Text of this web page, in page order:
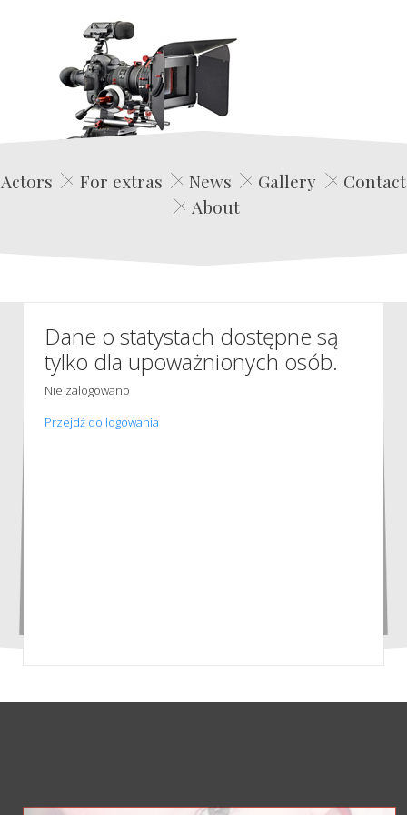
Edwin Film Agencja Aktorska
Actors For extras News Gallery
Contact
About
Dane o statystach dostępne są
tylko dla upoważnionych osób.
Nie zalogowano
Przejdź do logowania